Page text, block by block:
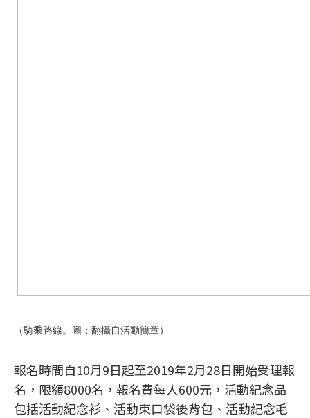
（騎乘路線。圖：翻攝自活動簡章）
報名時間自10月9日起至2019年2月28日開始受理報
名，限額8000名，報名費每人600元，活動紀念品
包括活動紀念衫、活動束口袋後背包、活動紀念毛